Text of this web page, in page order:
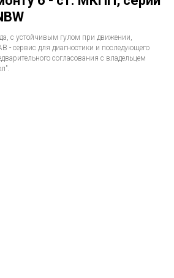
с устойчивым гулом при движении,
- сервис для диагностики и последующего
согласования с владельцем